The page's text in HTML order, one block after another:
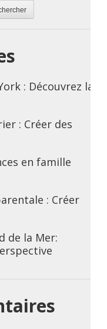
: Découvrez la
: Créer des
en famille
: Créer
de la Mer: